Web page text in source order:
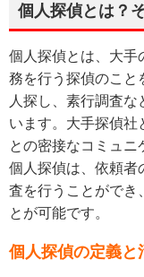
個人探偵とは？
個人探偵とは、大手
務を行う探偵のこと
人探し、素行調査
います。大手探偵社
との密接なコミュニ
個人探偵は、依頼者
査を行うことができ
とが可能です。
個人探偵の定義と